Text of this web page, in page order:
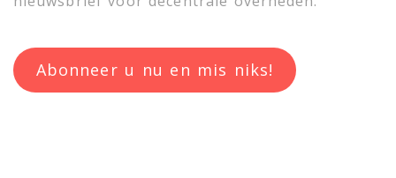
Abonneer u nu en mis niks!